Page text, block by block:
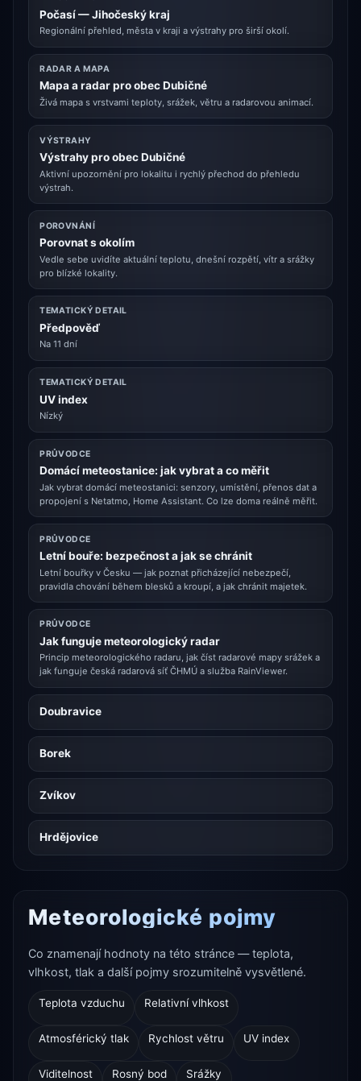
Počasí — Jihočeský kraj
Regionální přehled, města v kraji a výstrahy pro širší okolí.
RADAR A MAPA
Mapa a radar pro obec Dubičné
Živá mapa s vrstvami teploty, srážek, větru a radarovou animací.
VÝSTRAHY
Výstrahy pro obec Dubičné
Aktivní upozornění pro lokalitu i rychlý přechod do přehledu
výstrah.
POROVNÁNÍ
Porovnat s okolím
Vedle sebe uvidíte aktuální teplotu, dnešní rozpětí, vítr a srážky
pro blízké lokality.
TEMATICKÝ DETAIL
Předpověď
Na 11 dní
TEMATICKÝ DETAIL
UV index
Nízký
PRŮVODCE
Domácí meteostanice: jak vybrat a co měřit
Jak vybrat domácí meteostanici: senzory, umístění, přenos dat a
propojení s Netatmo, Home Assistant. Co lze doma reálně měřit.
PRŮVODCE
Letní bouře: bezpečnost a jak se chránit
Letní bouřky v Česku — jak poznat přicházející nebezpečí,
pravidla chování během blesků a kroupí, a jak chránit majetek.
PRŮVODCE
Jak funguje meteorologický radar
Princip meteorologického radaru, jak číst radarové mapy srážek a
jak funguje česká radarová síť ČHMÚ a služba RainViewer.
Doubravice
Borek
Zvíkov
Hrdějovice
Meteorologické pojmy
Co znamenají hodnoty na této stránce — teplota,
vlhkost, tlak a další pojmy srozumitelně vysvětlené.
Teplota vzduchu Relativní vlhkost
Atmosférický tlak Rychlost větru UV index
Viditelnost Rosný bod Srážky